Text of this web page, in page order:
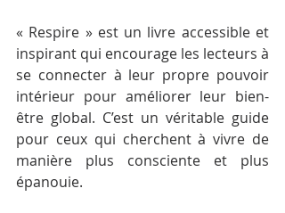
« Respire » est un livre accessible et
inspirant qui encourage les lecteurs à
se connecter à leur propre pouvoir
intérieur pour améliorer leur bien-
être global. C’est un véritable guide
pour ceux qui cherchent à vivre de
manière plus consciente et plus
épanouie.